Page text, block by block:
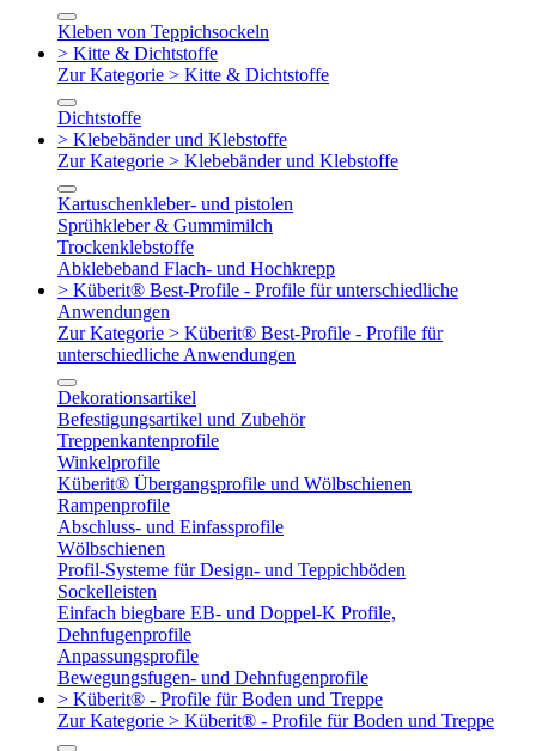
Kleben von Teppichsockeln
> Kitte & Dichtstoffe
Zur Kategorie > Kitte & Dichtstoffe
Dichtstoffe
> Klebebänder und Klebstoffe
Zur Kategorie > Klebebänder und Klebstoffe
Kartuschenkleber- und pistolen
Sprühkleber & Gummimilch
Trockenklebstoffe
Abklebeband Flach- und Hochkrepp
> Küberit® Best-Profile - Profile für unterschiedliche
Anwendungen
Zur Kategorie > Küberit® Best-Profile - Profile für
unterschiedliche Anwendungen
Dekorationsartikel
Befestigungsartikel und Zubehör
Treppenkantenprofile
Winkelprofile
Küberit® Übergangsprofile und Wölbschienen
Rampenprofile
Abschluss- und Einfassprofile
Wölbschienen
Profil-Systeme für Design- und Teppichböden
Sockelleisten
Einfach biegbare EB- und Doppel-K Profile,
Dehnfugenprofile
Anpassungsprofile
Bewegungsfugen- und Dehnfugenprofile
> Küberit® - Profile für Boden und Treppe
Zur Kategorie > Küberit® - Profile für Boden und Treppe